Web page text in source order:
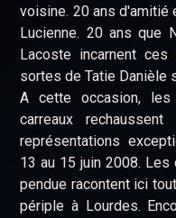
voisine. 20 ans d'amitié
Lucienne. 20 ans que
Lacoste incarnent
sortes de Tatie Danièle
A cette occasion,
carreaux
représentations
13 au 15 juin 2008.
pendue racontent ici
périple à Lourdes.